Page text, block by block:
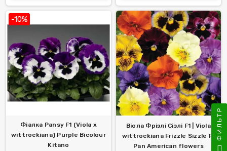
-10%
Фіалка Pansy F1 (Viola x
wittrockiana) Purple Bicolour
Kitano
Віола Фрізлі Сізлі F1 | Viola
wittrockiana Frizzle Sizzle F1
Pan American flowers
ФИЛЬТР